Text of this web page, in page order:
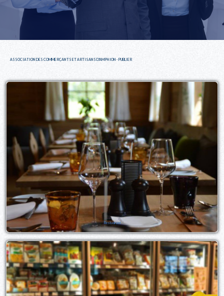
ASSOCIATION DES COMMERÇANTS ET ARTISANS D'AMPHION - PUBLIER
Restaurant